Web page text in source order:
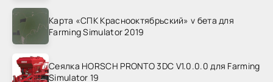
Карта «СПК Краснооктябрьский» v бета для
Farming Simulator 2019
Сеялка HORSCH PRONTO 3DC V1.0.0.0 для Farming
Simulator 19